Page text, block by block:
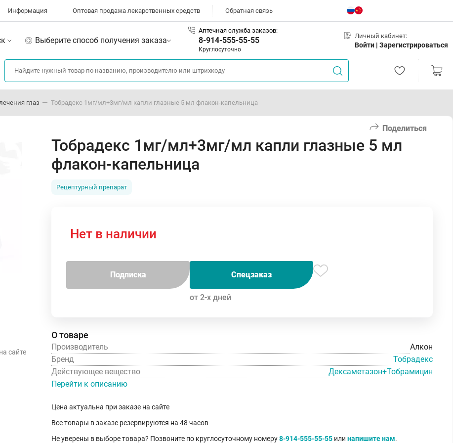
Информация Оптовая продажа лекарственных средств Обратная связь
Выберите способ получения заказа
Аптечная служба заказов:
8-914-555-55-55
Круглосуточно
Личный кабинет:
Войти | Зарегистрироваться
глаз Тобрадекс 1мг/мл+3мг/мл капли глазные 5 мл флакон-капельница
Поделиться
сайте
Тобрадекс 1мг/мл+3мг/мл капли глазные 5 мл
флакон-капельница
Рецептурный препарат
Нет в наличии
Подписка Спецзаказ
от 2-х дней
О товаре
Производитель
Алкон
Бренд
Тобрадекс
Действующее вещество
Дексаметазон+Тобрамицин
Перейти к описанию
Цена актуальна при заказе на сайте
Все товары в заказе резервируются на 48 часов
Не уверены в выборе товара? Позвоните по круглосуточному номеру8-914-555-55-55 или напишите нам.